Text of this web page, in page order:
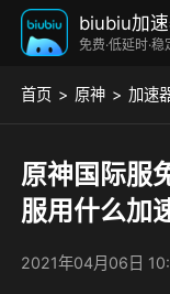
biubiu加
免费·低延时·稳
首页 原神 加速
原神国际服
服用什么加
2021年04月06日